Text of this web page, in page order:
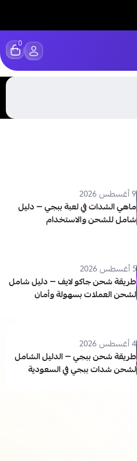
0
9 أغسطس 2026
ماهي الشدات في لعبة ببجي — دليل
شامل للشحن والاستخدام
5 أغسطس 2026
طريقة شحن جاكو لايف — دليل شامل
لشحن العملات بسهولة وأمان
4 أغسطس 2026
طريقة شحن ببجي — الدليل الشامل
لشحن شدات ببجي في السعودية